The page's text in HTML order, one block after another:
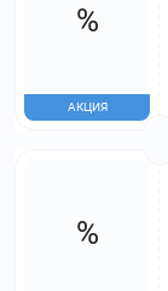
%
АКЦИЯ
%